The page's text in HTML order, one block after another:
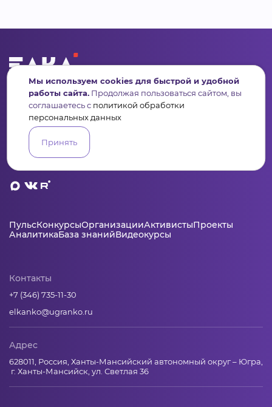
Сервис для некоммерческих организаций
и социальных предпринимателей
Подпишись на рассылку дайджест, новости, мероприятия
ПульсКонкурсыОрганизацииАктивистыПроекты
АналитикаБаза знанийВидеокурсы
Контакты
+7 (346) 735-11-30
elkanko@ugranko.ru
Адрес
628011, Россия, Ханты-Мансийский автономный округ – Югра,
г. Ханты-Мансийск, ул. Светлая 36
Мы используем cookies для быстрой и удобной
работы сайта. Продолжая пользоваться сайтом, вы
соглашаетесь с политикой обработки
персональных данных
Принять